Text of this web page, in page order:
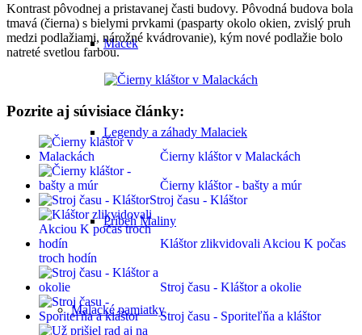
Macek
Legendy a záhady Malaciek
Príbeh Maliny
Malacké pamiatky
Kontrast pôvodnej a pristavanej časti budovy. Pôvodná budova bola
tmavá (čierna) s bielymi prvkami (pasparty okolo okien, zvislý pruh
medzi podlažiami, nárožné kvádrovanie), kým nové podlažie bolo
natreté svetlou farbou.
Pozrite aj súvisiace články:
Čierny kláštor v Malackách
Čierny kláštor - bašty a múr
Stroj času - Kláštor
Kláštor zlikvidovali Akciou K počas
troch hodín
Stroj času - Kláštor a okolie
Stroj času - Sporiteľňa a kláštor